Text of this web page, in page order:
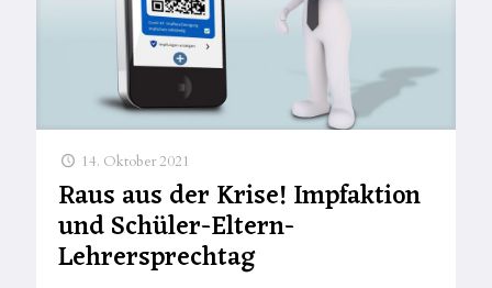
14. Oktober 2021
Raus aus der Krise! Impfaktion
und Schüler-Eltern-
Lehrersprechtag